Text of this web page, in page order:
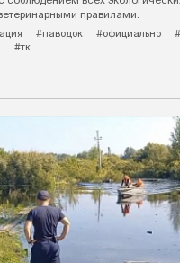
правилами.
#паводок #официально
#тк